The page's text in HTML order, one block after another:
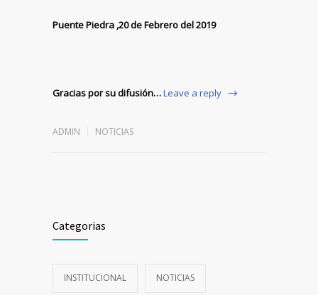
Puente Piedra ,20 de Febrero del 2019
Gracias por su difusión…Leave a reply
ADMIN NOTICIAS
Categorias
INSTITUCIONAL NOTICIAS